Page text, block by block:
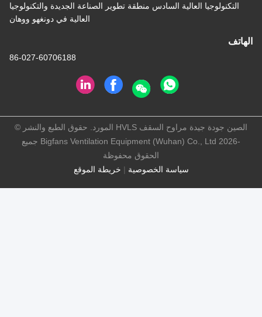
التكنولوجيا العالية السادس منطقة تطوير الصناعة الجديدة والتكنولوجيا
العالية في دونغهو ووهان
الهاتف
86-027-60706188
سياسة الخصوصية| خريطة الموقع
الصين جودة جيدة مراوح السقف HVLS المورد. حقوق الطبع والنشر ©
-2026 Bigfans Ventilation Equipment (Wuhan) Co., Ltd جميع
الحقوق محفوظة